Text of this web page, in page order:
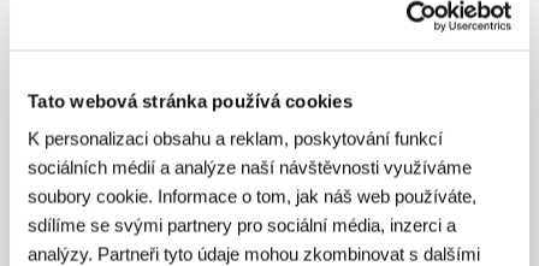
Tato webová stránka používá cookies
K personalizaci obsahu a reklam, poskytování funkcí
sociálních médií a analýze naší návštěvnosti využíváme
soubory cookie. Informace o tom, jak náš web používáte,
sdílíme se svými partnery pro sociální média, inzerci a
analýzy. Partneři tyto údaje mohou zkombinovat s dalšími
Richard Hankin/
/ Výroba
Friedman, Jesse Friedman, Howard Friedman
Režie